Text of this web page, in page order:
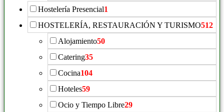
Hostelería Presencial1
HOSTELERÍA, RESTAURACIÓN Y TURISMO512
Alojamiento50
Catering35
Cocina104
Hoteles59
Ocio y Tiempo Libre29